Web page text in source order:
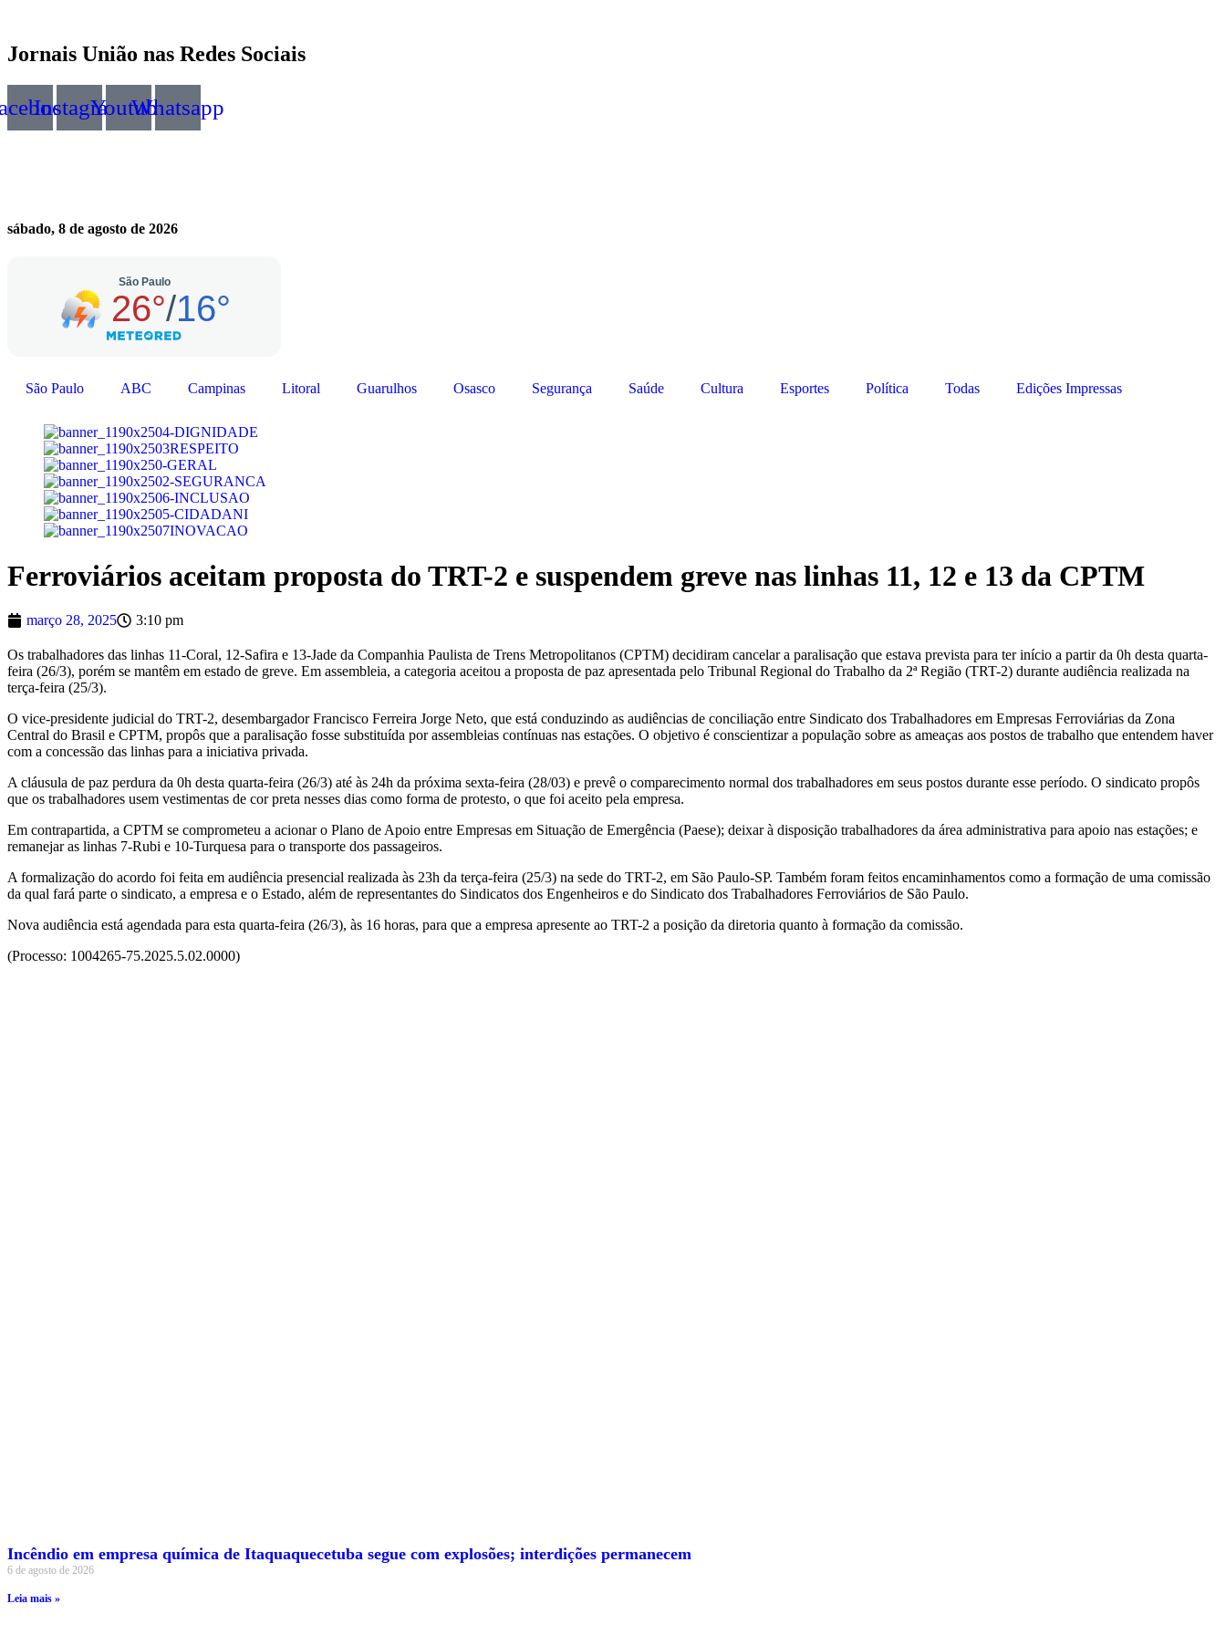
Jornais União nas Redes Sociais
InstagramYoutubeWhatsapp
sábado, 8 de agosto de 2026
São Paulo ABC Campinas Litoral Guarulhos Osasco Segurança Saúde Cultura Esportes Política Todas Edições Impressas
Ferroviários aceitam proposta do TRT-2 e suspendem greve nas linhas 11, 12 e 13 da CPTM
março 28, 2025 3:10 pm
Os trabalhadores das linhas 11-Coral, 12-Safira e 13-Jade da Companhia Paulista de Trens Metropolitanos (CPTM) decidiram cancelar a paralisação que estava prevista para ter início a partir da 0h desta quarta-
feira (26/3), porém se mantêm em estado de greve. Em assembleia, a categoria aceitou a proposta de paz apresentada pelo Tribunal Regional do Trabalho da 2ª Região (TRT-2) durante audiência realizada na
terça-feira (25/3).
O vice-presidente judicial do TRT-2, desembargador Francisco Ferreira Jorge Neto, que está conduzindo as audiências de conciliação entre Sindicato dos Trabalhadores em Empresas Ferroviárias da Zona
Central do Brasil e CPTM, propôs que a paralisação fosse substituída por assembleias contínuas nas estações. O objetivo é conscientizar a população sobre as ameaças aos postos de trabalho que entendem haver
com a concessão das linhas para a iniciativa privada.
A cláusula de paz perdura da 0h desta quarta-feira (26/3) até às 24h da próxima sexta-feira (28/03) e prevê o comparecimento normal dos trabalhadores em seus postos durante esse período. O sindicato propôs
que os trabalhadores usem vestimentas de cor preta nesses dias como forma de protesto, o que foi aceito pela empresa.
Em contrapartida, a CPTM se comprometeu a acionar o Plano de Apoio entre Empresas em Situação de Emergência (Paese); deixar à disposição trabalhadores da área administrativa para apoio nas estações; e
remanejar as linhas 7-Rubi e 10-Turquesa para o transporte dos passageiros.
A formalização do acordo foi feita em audiência presencial realizada às 23h da terça-feira (25/3) na sede do TRT-2, em São Paulo-SP. Também foram feitos encaminhamentos como a formação de uma comissão
da qual fará parte o sindicato, a empresa e o Estado, além de representantes do Sindicatos dos Engenheiros e do Sindicato dos Trabalhadores Ferroviários de São Paulo.
Nova audiência está agendada para esta quarta-feira (26/3), às 16 horas, para que a empresa apresente ao TRT-2 a posição da diretoria quanto à formação da comissão.
(Processo: 1004265-75.2025.5.02.0000)
Incêndio em empresa química de Itaquaquecetuba segue com explosões; interdições permanecem
6 de agosto de 2026
Leia mais »